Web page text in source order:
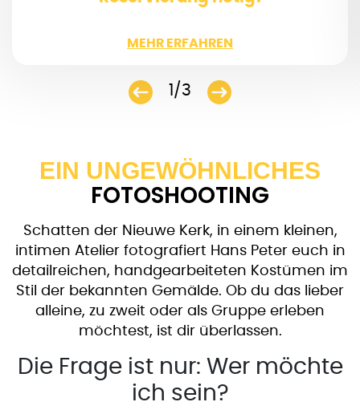
MEHR ERFAHREN
WENIGER
1/3
EIN UNGEWÖHNLICHES
FOTOSHOOTING
Schatten der Nieuwe Kerk, in einem kleinen,
intimen Atelier fotografiert Hans Peter euch in
detailreichen, handgearbeiteten Kostümen im
Stil der bekannten Gemälde. Ob du das lieber
alleine, zu zweit oder als Gruppe erleben
möchtest, ist dir überlassen.
Die Frage ist nur: Wer möchte
ich sein?